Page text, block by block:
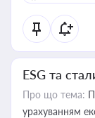
ESG та
Про що тема:
урахуванням